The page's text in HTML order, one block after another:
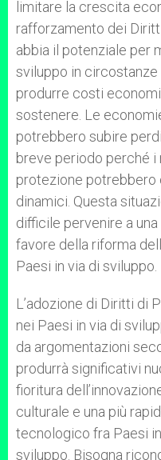
limitare la crescita
rafforzamento dei
abbia il potenziale per
sviluppo in
produrre costi
sostenere. Le
potrebbero subire
breve periodo perché
protezione potrebbero
dinamici. Questa
difficile pervenire a
favore della riforma
Paesi in via di sviluppo.
L’adozione di Diritti di
nei Paesi in via di
da argomentazioni
produrrà significativi
fioritura
culturale e una più
tecnologico fra Paesi
sviluppo. Bisogna